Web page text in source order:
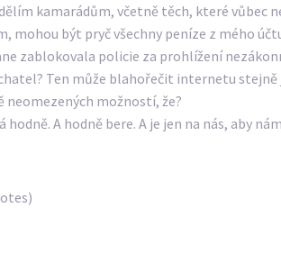
kamarádům, včetně těch, které vůbec
mohou být pryč všechny peníze z mého
zablokovala policie za prohlížení
Ten může blahořečit internetu stejně
možností, že?
A hodně bere. A je jen na nás, aby